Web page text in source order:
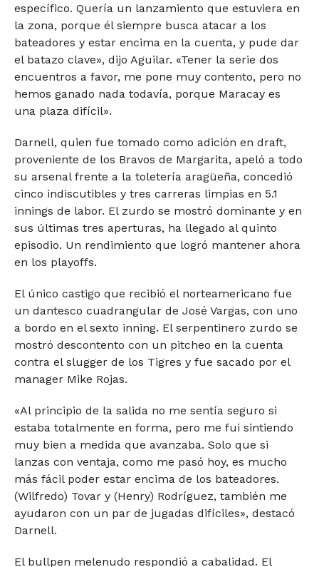
específico. Quería un lanzamiento que estuviera en
la zona, porque él siempre busca atacar a los
bateadores y estar encima en la cuenta, y pude dar
el batazo clave», dijo Aguilar. «Tener la serie dos
encuentros a favor, me pone muy contento, pero no
hemos ganado nada todavía, porque Maracay es
una plaza difícil».
Darnell, quien fue tomado como adición en draft,
proveniente de los Bravos de Margarita, apeló a todo
su arsenal frente a la toletería aragüeña, concedió
cinco indiscutibles y tres carreras limpias en 5.1
innings de labor. El zurdo se mostró dominante y en
sus últimas tres aperturas, ha llegado al quinto
episodio. Un rendimiento que logró mantener ahora
en los playoffs.
El único castigo que recibió el norteamericano fue
un dantesco cuadrangular de José Vargas, con uno
a bordo en el sexto inning. El serpentinero zurdo se
mostró descontento con un pitcheo en la cuenta
contra el slugger de los Tigres y fue sacado por el
manager Mike Rojas.
«Al principio de la salida no me sentía seguro si
estaba totalmente en forma, pero me fui sintiendo
muy bien a medida que avanzaba. Solo que si
lanzas con ventaja, como me pasó hoy, es mucho
más fácil poder estar encima de los bateadores.
(Wilfredo) Tovar y (Henry) Rodríguez, también me
ayudaron con un par de jugadas difíciles», destacó
Darnell.
El bullpen melenudo respondió a cabalidad. El